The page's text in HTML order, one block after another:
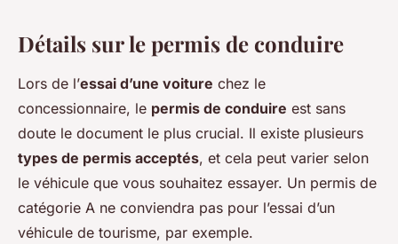
Détails sur le permis de conduire
Lors de l’essai d’une voiture chez le
concessionnaire, le permis de conduire est sans
doute le document le plus crucial. Il existe plusieurs
types de permis acceptés, et cela peut varier selon
le véhicule que vous souhaitez essayer. Un permis de
catégorie A ne conviendra pas pour l’essai d’un
véhicule de tourisme, par exemple.